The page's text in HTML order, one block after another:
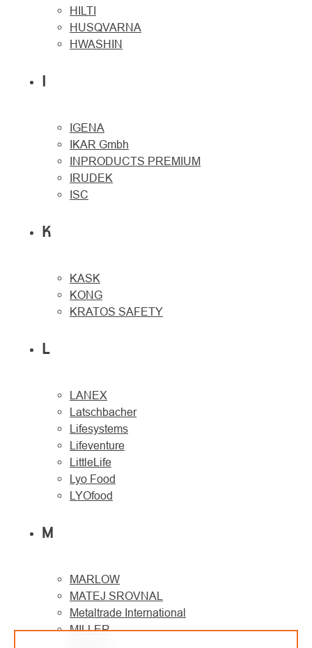
HILTI
HUSQVARNA
HWASHIN
I
IGENA
IKAR Gmbh
INPRODUCTS PREMIUM
IRUDEK
ISC
K
KASK
KONG
KRATOS SAFETY
L
LANEX
Latschbacher
Lifesystems
Lifeventure
LittleLife
Lyo Food
LYOfood
M
MARLOW
MATEJ SROVNAL
Metaltrade International
MILLER